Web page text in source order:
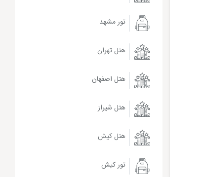
تور مشهد
هتل تهران
هتل اصفهان
هتل شیراز
هتل کیش
تور کیش